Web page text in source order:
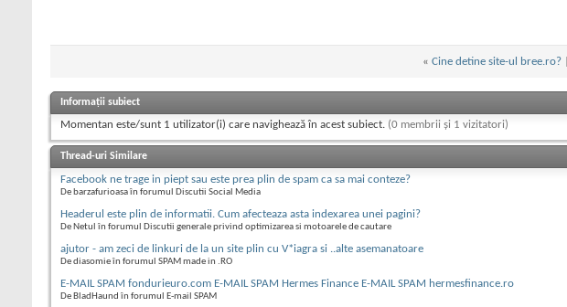
« Cine detine site-ul bree.ro?|
Informații subiect
Momentan este/sunt 1 utilizator(i) care navighează în acest subiect. (0 membrii și 1 vizitatori)
Thread-uri Similare
Facebook ne trage in piept sau este prea plin de spam ca sa mai conteze?
De barzafurioasa în forumul Discutii Social Media
Headerul este plin de informatii. Cum afecteaza asta indexarea unei pagini?
De Netul în forumul Discutii generale privind optimizarea si motoarele de cautare
ajutor - am zeci de linkuri de la un site plin cu V*iagra si ..alte asemanatoare
De diasomie în forumul SPAM made in .RO
E-MAIL SPAM fondurieuro.com E-MAIL SPAM Hermes Finance E-MAIL SPAM hermesfinance.ro
De BladHaund în forumul E-mail SPAM